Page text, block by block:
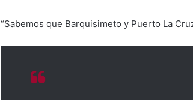
“Sabemos que Barquisimeto y Puerto La